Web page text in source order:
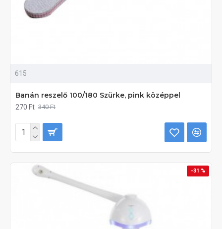
615
Banán reszelő 100/180 Szürke, pink középpel
270 Ft 340 Ft
-31 %